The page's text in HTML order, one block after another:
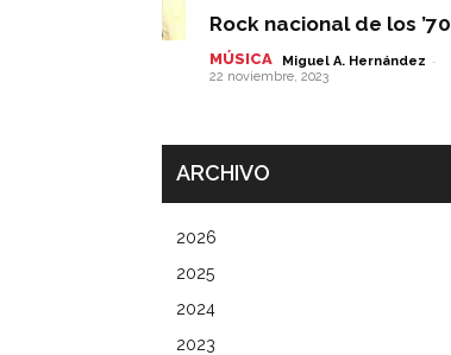
Rock nacional de los ’70
MÚSICA Miguel A. Hernández -
22 noviembre, 2023
ARCHIVO
2026
2025
2024
2023